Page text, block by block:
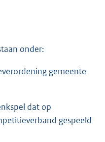
onder:
gemeente
dat op
gespeeld